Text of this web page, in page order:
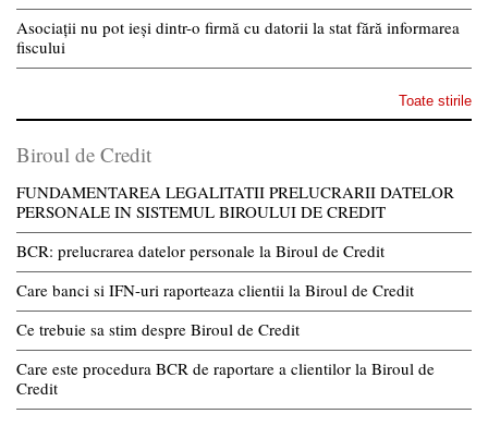
Asociații nu pot ieși dintr-o firmă cu datorii la stat fără informarea
fiscului
Toate stirile
Biroul de Credit
FUNDAMENTAREA LEGALITATII PRELUCRARII DATELOR
PERSONALE IN SISTEMUL BIROULUI DE CREDIT
BCR: prelucrarea datelor personale la Biroul de Credit
Care banci si IFN-uri raporteaza clientii la Biroul de Credit
Ce trebuie sa stim despre Biroul de Credit
Care este procedura BCR de raportare a clientilor la Biroul de
Credit